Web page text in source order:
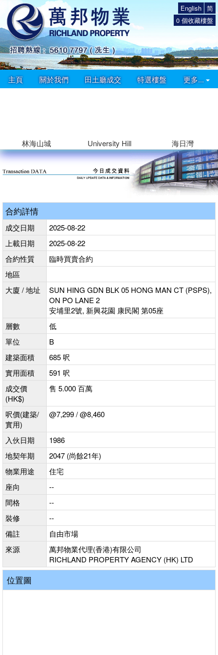
简
English
0 個收藏樓盤
主頁 關於我們 田土廳成交 特選樓盤 更多...
林海山城 University Hill 海日灣
合約詳情
成交日期
2025-08-22
上載日期
2025-08-22
合約性質
臨時買賣合約
地區
大廈 / 地址
SUN HING GDN BLK 05 HONG MAN CT (PSPS),
ON PO LANE 2
安埔里2號, 新興花園 康民閣 第05座
層數
低
單位
B
建築面積
685 呎
實用面積
591 呎
成交價
(HK$)
售 5.000 百萬
呎價(建築/
實用)
@7,299 / @8,460
入伙日期
1986
地契年期
2047 (尚餘21年)
物業用途
住宅
座向
--
間格
--
裝修
--
備註
自由市場
來源
萬邦物業代理(香港)有限公司
RICHLAND PROPERTY AGENCY (HK) LTD
位置圖